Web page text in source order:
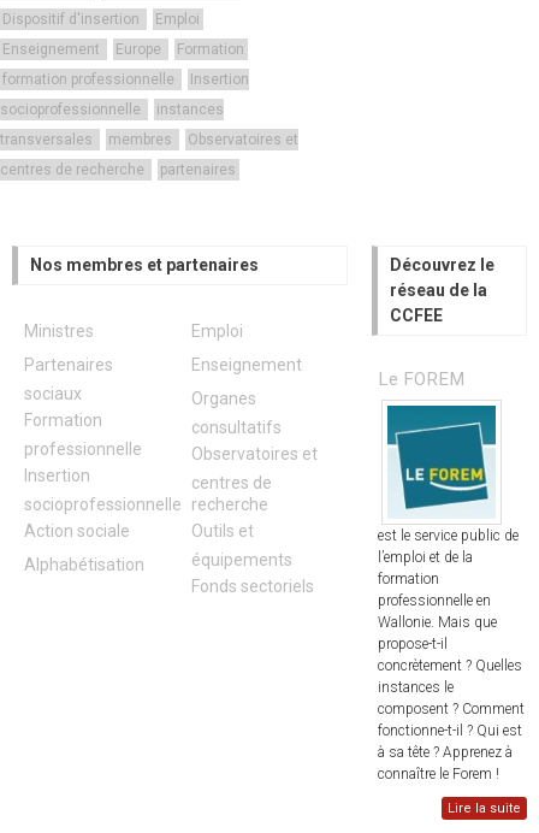
Dispositif d'insertion
Emploi
Enseignement
Europe
Formation
formation professionnelle
Insertion
socioprofessionnelle
instances
transversales
membres
Observatoires et
centres de recherche
partenaires
Nos membres et partenaires
Ministres
Partenaires
sociaux
Formation
professionnelle
Insertion
socioprofessionnelle
Action sociale
Alphabétisation
Emploi
Enseignement
Organes
consultatifs
Observatoires et
centres de
recherche
Outils et
équipements
Fonds sectoriels
Découvrez le
réseau de la
CCFEE
Le FOREM
est le service public de
l’emploi et de la
formation
professionnelle en
Wallonie. Mais que
propose-t-il
concrètement ? Quelles
instances le
composent ? Comment
fonctionne-t-il ? Qui est
à sa tête ? Apprenez à
connaître le Forem !
Lire la suite